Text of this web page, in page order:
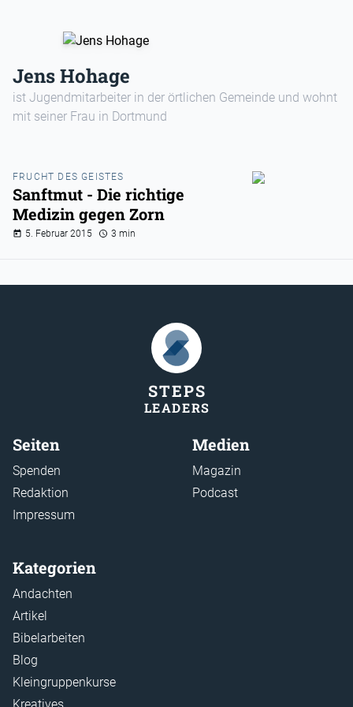
Jens Hohage
ist Jugendmitarbeiter in der örtlichen Gemeinde und wohnt
mit seiner Frau in Dortmund
FRUCHT DES GEISTES
Sanftmut - Die richtige
Medizin gegen Zorn
5. Februar 2015 3 min
STEPS
LEADERS
Seiten
Spenden
Redaktion
Impressum
Medien
Magazin
Podcast
Kategorien
Andachten
Artikel
Bibelarbeiten
Blog
Kleingruppenkurse